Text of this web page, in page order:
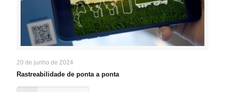
20 de junho de 2024
Rastreabilidade de ponta a ponta